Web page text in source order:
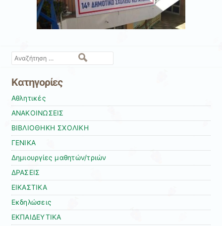
Αναζήτηση
Kατηγορίες
Αθλητικές
ΑΝΑΚΟΙΝΩΣΕΙΣ
ΒΙΒΛΙΟΘΗΚΗ ΣΧΟΛΙΚΗ
ΓΕΝΙΚΑ
Δημιουργίες μαθητών/τριών
ΔΡΑΣΕΙΣ
ΕΙΚΑΣΤΙΚΑ
Εκδηλώσεις
ΕΚΠΑΙΔΕΥΤΙΚΑ